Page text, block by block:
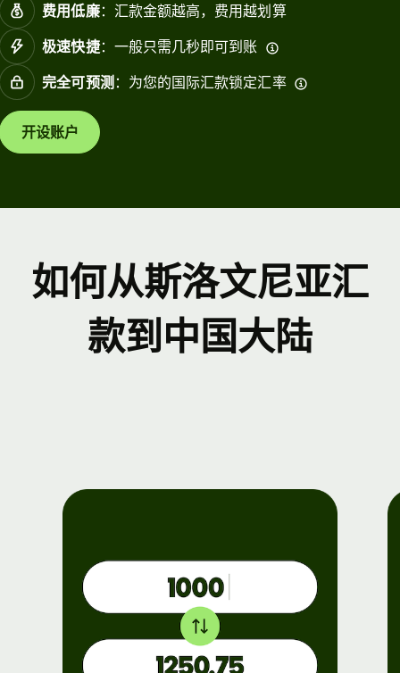
费用低廉：汇款金额越高，费用越划算
极速快捷：一般只需几秒即可到账
完全可预测 ：为您的国际汇款锁定汇率
开设账户
如何从斯洛文尼亚汇
款到中国大陆